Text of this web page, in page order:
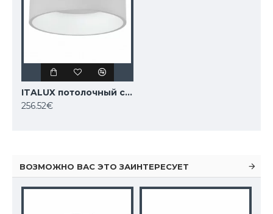
ITALUX потолочный светильник LED, 42W, 4000K, 2310lm, Chiara 3945-842RC-WH-4
256.52€
ВОЗМОЖНО ВАС ЭТО ЗАИНТЕРЕСУЕТ